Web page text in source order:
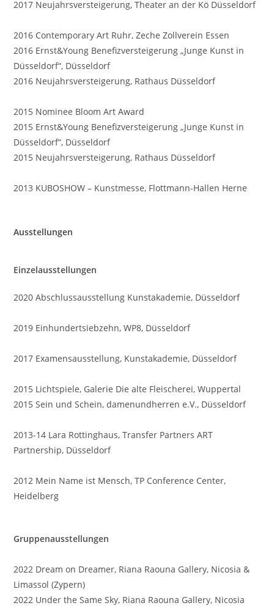
2017 Neujahrsversteigerung, Theater an der Kö Düsseldorf
2016 Contemporary Art Ruhr, Zeche Zollverein Essen
2016 Ernst&Young Benefizversteigerung „Junge Kunst in
Düsseldorf“, Düsseldorf
2016 Neujahrsversteigerung, Rathaus Düsseldorf
2015 Nominee Bloom Art Award
2015 Ernst&Young Benefizversteigerung „Junge Kunst in
Düsseldorf“, Düsseldorf
2015 Neujahrsversteigerung, Rathaus Düsseldorf
2013 KUBOSHOW – Kunstmesse, Flottmann-Hallen Herne
Ausstellungen
Einzelausstellungen
2020 Abschlussausstellung Kunstakademie, Düsseldorf
2019 Einhundertsiebzehn, WP8, Düsseldorf
2017 Examensausstellung, Kunstakademie, Düsseldorf
2015 Lichtspiele, Galerie Die alte Fleischerei, Wuppertal
2015 Sein und Schein, damenundherren e.V., Düsseldorf
2013-14 Lara Rottinghaus, Transfer Partners ART
Partnership, Düsseldorf
2012 Mein Name ist Mensch, TP Conference Center,
Heidelberg
Gruppenausstellungen
2022 Dream on Dreamer, Riana Raouna Gallery, Nicosia &
Limassol (Zypern)
2022 Under the Same Sky, Riana Raouna Gallery, Nicosia